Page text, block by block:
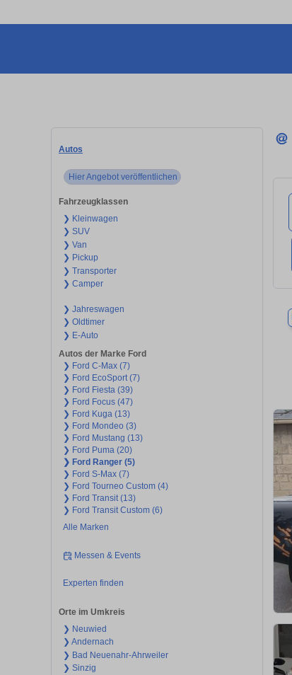
Autos
Hier Angebot veröffentlichen
Fahrzeugklassen
❯ Kleinwagen
❯ SUV
❯ Van
❯ Pickup
❯ Transporter
❯ Camper
❯ Jahreswagen
❯ Oldtimer
❯ E-Auto
Autos der Marke Ford
❯ Ford C-Max (7)
❯ Ford EcoSport (7)
❯ Ford Fiesta (39)
❯ Ford Focus (47)
❯ Ford Kuga (13)
❯ Ford Mondeo (3)
❯ Ford Mustang (13)
❯ Ford Puma (20)
❯ Ford Ranger (5)
❯ Ford S-Max (7)
❯ Ford Tourneo Custom (4)
❯ Ford Transit (13)
❯ Ford Transit Custom (6)
Alle Marken
Messen & Events
Experten finden
Orte im Umkreis
❯ Neuwied
❯ Andernach
❯ Bad Neuenahr-Ahrweiler
❯ Sinzig